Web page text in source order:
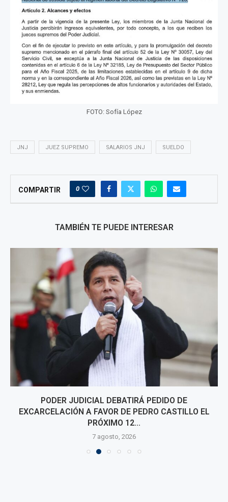
FOTO: Sofía López
JNJ JUEZ SUPREMO SALARIOS JNJ SUELDO
COMPARTIR 0
TAMBIÉN TE PUEDE INTERESAR
PODER JUDICIAL DEBATIRÁ PEDIDO DE
EXCARCELACIÓN A FAVOR DE PEDRO CASTILLO EL
PRÓXIMO 12...
7 agosto, 2026